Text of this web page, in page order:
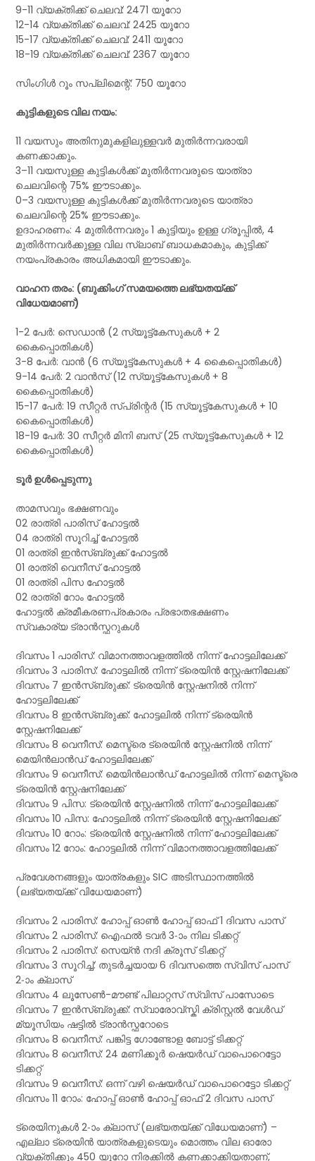
9-11 വ്യക്തിക്ക് ചെലവ്: 2471 യൂറോ
12-14 വ്യക്തിക്ക് ചെലവ്: 2425 യൂറോ
15-17 വ്യക്തിക്ക് ചെലവ്: 2411 യൂറോ
18-19 വ്യക്തിക്ക് ചെലവ്: 2367 യൂറോ
സിംഗിൾ റൂം സപ്ലിമെന്റ്: 750 യൂറോ
കുട്ടികളുടെ വില നയം:
11 വയസും അതിനുമുകളിലുള്ളവർ മുതിർന്നവരായി
കണക്കാക്കും.
3–11 വയസുള്ള കുട്ടികൾക്ക് മുതിർന്നവരുടെ യാത്രാ
ചെലവിന്റെ 75% ഈടാക്കും.
0–3 വയസുള്ള കുട്ടികൾക്ക് മുതിർന്നവരുടെ യാത്രാ
ചെലവിന്റെ 25% ഈടാക്കും.
ഉദാഹരണം: 4 മുതിർന്നവരും 1 കുട്ടിയും ഉള്ള ഗ്രൂപ്പിൽ, 4
മുതിർന്നവർക്കുള്ള വില സ്ലാബ് ബാധകമാകും, കുട്ടിക്ക്
നയംപ്രകാരം അധികമായി ഈടാക്കും.
വാഹന തരം: (ബുക്കിംഗ് സമയത്തെ ലഭ്യതയ്ക്ക്
വിധേയമാണ്)
1-2 പേർ: സെഡാൻ (2 സ്യൂട്ട്‌കേസുകൾ + 2
കൈപ്പൊതികൾ)
3-8 പേർ: വാൻ (6 സ്യൂട്ട്‌കേസുകൾ + 4 കൈപ്പൊതികൾ)
9-14 പേർ: 2 വാൻസ് (12 സ്യൂട്ട്‌കേസുകൾ + 8
കൈപ്പൊതികൾ)
15-17 പേർ: 19 സീറ്റർ സ്പ്രിന്റർ (15 സ്യൂട്ട്‌കേസുകൾ + 10
കൈപ്പൊതികൾ)
18-19 പേർ: 30 സീറ്റർ മിനി ബസ് (25 സ്യൂട്ട്‌കേസുകൾ + 12
കൈപ്പൊതികൾ)
ടൂർ ഉൾപ്പെടുന്നു
താമസവും ഭക്ഷണവും
02 രാത്രി പാരിസ് ഹോട്ടൽ
04 രാത്രി സൂറിച്ച് ഹോട്ടൽ
01 രാത്രി ഇൻസ്‌ബ്രുക്ക് ഹോട്ടൽ
01 രാത്രി വെനീസ് ഹോട്ടൽ
01 രാത്രി പിസ ഹോട്ടൽ
02 രാത്രി റോം ഹോട്ടൽ
ഹോട്ടൽ ക്രമീകരണപ്രകാരം പ്രഭാതഭക്ഷണം
സ്വകാര്യ ട്രാൻസ്ഫറുകൾ
ദിവസം 1 പാരിസ്: വിമാനത്താവളത്തിൽ നിന്ന് ഹോട്ടലിലേക്ക്
ദിവസം 3 പാരിസ്: ഹോട്ടലിൽ നിന്ന് ട്രെയിൻ സ്റ്റേഷനിലേക്ക്
ദിവസം 7 ഇൻസ്‌ബ്രുക്ക്: ട്രെയിൻ സ്റ്റേഷനിൽ നിന്ന്
ഹോട്ടലിലേക്ക്
ദിവസം 8 ഇൻസ്‌ബ്രുക്ക്: ഹോട്ടലിൽ നിന്ന് ട്രെയിൻ
സ്റ്റേഷനിലേക്ക്
ദിവസം 8 വെനീസ്: മെസ്ട്രെ ട്രെയിൻ സ്റ്റേഷനിൽ നിന്ന്
മെയിൻലാൻഡ് ഹോട്ടലിലേക്ക്
ദിവസം 9 വെനീസ്: മെയിൻലാൻഡ് ഹോട്ടലിൽ നിന്ന് മെസ്ട്രെ
ട്രെയിൻ സ്റ്റേഷനിലേക്ക്
ദിവസം 9 പിസ: ട്രെയിൻ സ്റ്റേഷനിൽ നിന്ന് ഹോട്ടലിലേക്ക്
ദിവസം 10 പിസ: ഹോട്ടലിൽ നിന്ന് ട്രെയിൻ സ്റ്റേഷനിലേക്ക്
ദിവസം 10 റോം: ട്രെയിൻ സ്റ്റേഷനിൽ നിന്ന് ഹോട്ടലിലേക്ക്
ദിവസം 12 റോം: ഹോട്ടലിൽ നിന്ന് വിമാനത്താവളത്തിലേക്ക്
പ്രവേശനങ്ങളും യാത്രകളും SIC അടിസ്ഥാനത്തിൽ
(ലഭ്യതയ്ക്ക് വിധേയമാണ്)
ദിവസം 2 പാരിസ്: ഹോപ്പ് ഓൺ ഹോപ്പ് ഓഫ് 1 ദിവസ പാസ്
ദിവസം 2 പാരിസ്: ഐഫൽ ടവർ 3-ാം നില ടിക്കറ്റ്
ദിവസം 2 പാരിസ്: സെയ്ൻ നദി ക്രൂസ് ടിക്കറ്റ്
ദിവസം 3 സൂറിച്ച്: തുടർച്ചയായ 6 ദിവസത്തെ സ്വിസ് പാസ്
2-ാം ക്ലാസ്
ദിവസം 4 ലൂസേൺ-മൗണ്ട് പിലാറ്റസ് സ്വിസ് പാസോടെ
ദിവസം 7 ഇൻസ്‌ബ്രുക്ക്: സ്വാരോവ്സ്കി ക്രിസ്റ്റൽ വേൾഡ്
മ്യൂസിയം ഷട്ടിൽ ട്രാൻസ്ഫറോടെ
ദിവസം 8 വെനീസ്: പങ്കിട്ട ഗോണ്ടോള ബോട്ട് ടിക്കറ്റ്
ദിവസം 8 വെനീസ്: 24 മണിക്കൂർ ഷെയർഡ് വാപൊറെട്ടോ
ടിക്കറ്റ്
ദിവസം 9 വെനീസ്: ഒന്ന് വഴി ഷെയർഡ് വാപൊറെട്ടോ ടിക്കറ്റ്
ദിവസം 11 റോം: ഹോപ്പ് ഓൺ ഹോപ്പ് ഓഫ് 2 ദിവസ പാസ്
ട്രെയിനുകൾ 2-ാം ക്ലാസ് (ലഭ്യതയ്ക്ക് വിധേയമാണ്) –
എല്ലാ ട്രെയിൻ യാത്രകളുടെയും മൊത്തം വില ഓരോ
വ്യക്തിക്കും 450 യൂറോ നിരക്കിൽ കണക്കാക്കിയതാണ്,